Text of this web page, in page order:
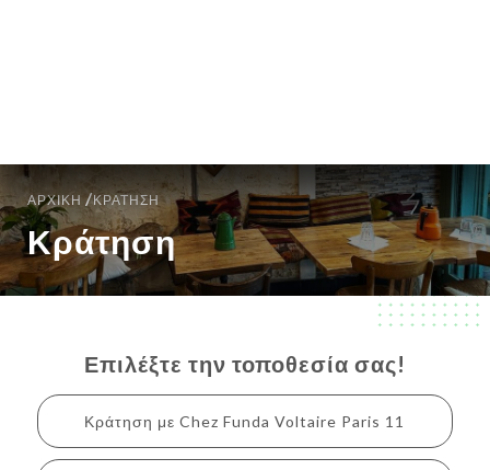
ΑΡΧΙΚΉ /ΚΡΆΤΗΣΗ
Κράτηση
Επιλέξτε την τοποθεσία σας!
Κράτηση με Chez Funda Voltaire Paris 11